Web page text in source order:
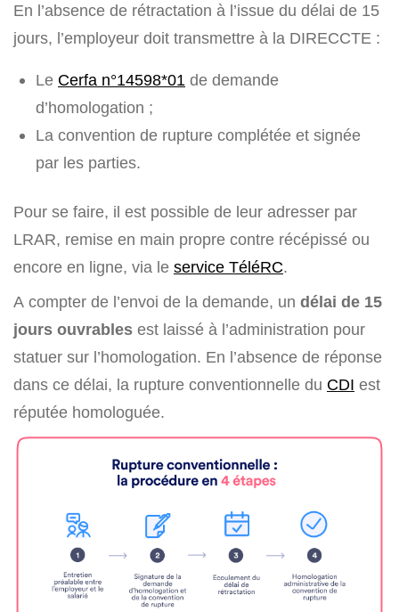
En l’absence de rétractation à l’issue du délai de 15
jours, l’employeur doit transmettre à la DIRECCTE :
Le Cerfa n°14598*01 de demande
d’homologation ;
La convention de rupture complétée et signée
par les parties.
Pour se faire, il est possible de leur adresser par
LRAR, remise en main propre contre récépissé ou
encore en ligne, via le service TéléRC.
A compter de l’envoi de la demande, un délai de 15
jours ouvrables est laissé à l’administration pour
statuer sur l’homologation. En l’absence de réponse
dans ce délai, la rupture conventionnelle du CDI est
réputée homologuée.